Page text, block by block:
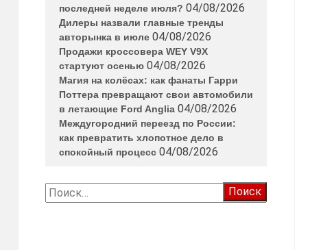
последней неделе июля? 04/08/2026
Дилеры назвали главные тренды
авторынка в июле 04/08/2026
Продажи кроссовера WEY V9X
стартуют осенью 04/08/2026
Магия на колёсах: как фанаты Гарри
Поттера превращают свои автомобили
в летающие Ford Anglia 04/08/2026
Междугородний переезд по России:
как превратить хлопотное дело в
спокойный процесс 04/08/2026
Найти: